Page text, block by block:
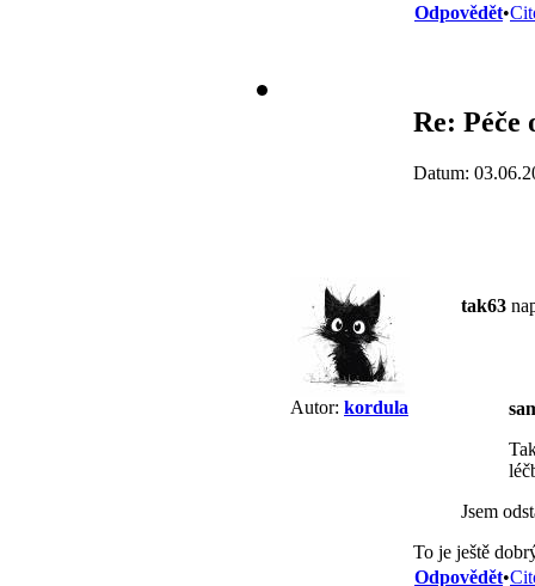
Odpovědět•
Autor: kordula
Re: Péče
Datum:
tak63
Jsem
To je ještě
Odpovědět•